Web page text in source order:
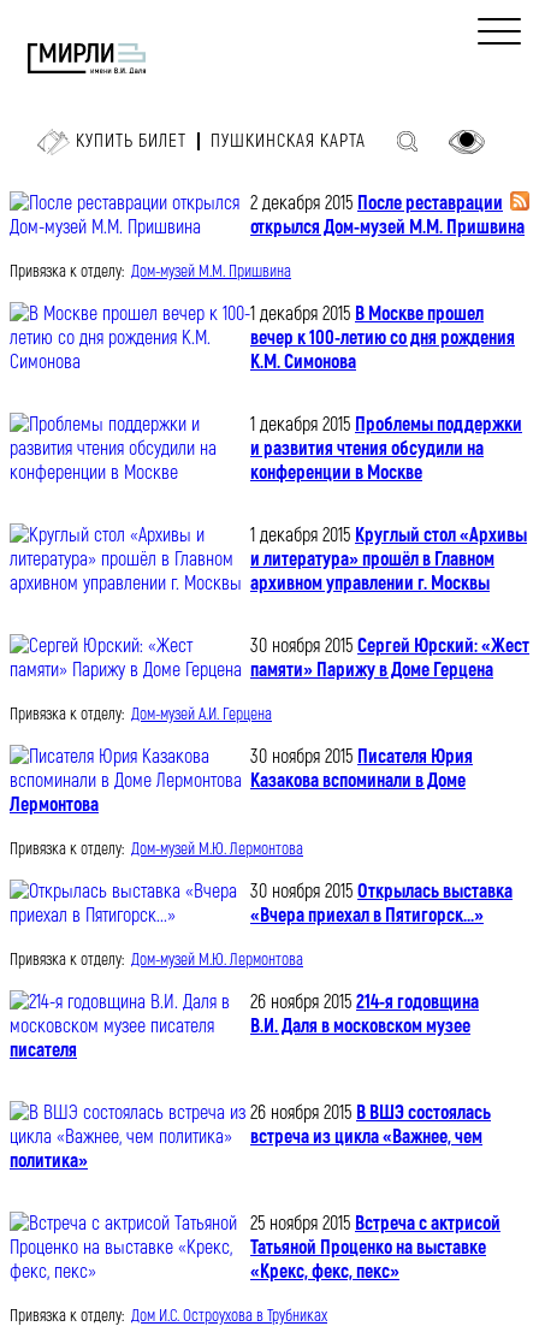
КУПИТЬ БИЛЕТ ПУШКИНСКАЯ КАРТА
2 декабря 2015 После реставрации
открылся Дом-музей М.М. Пришвина
Привязка к отделу: Дом-музей М.М. Пришвина
1 декабря 2015 В Москве прошел
вечер к 100-летию со дня рождения
К.М. Симонова
1 декабря 2015 Проблемы поддержки
и развития чтения обсудили на
конференции в Москве
1 декабря 2015 Круглый стол «Архивы
и литература» прошёл в Главном
архивном управлении г. Москвы
30 ноября 2015 Сергей Юрский: «Жест
памяти» Парижу в Доме Герцена
Привязка к отделу: Дом-музей А.И. Герцена
30 ноября 2015 Писателя Юрия
Казакова вспоминали в Доме
Лермонтова
Привязка к отделу: Дом-музей М.Ю. Лермонтова
30 ноября 2015 Открылась выставка
«Вчера приехал в Пятигорск...»
Привязка к отделу: Дом-музей М.Ю. Лермонтова
26 ноября 2015 214-я годовщина
В.И. Даля в московском музее
писателя
26 ноября 2015 В ВШЭ состоялась
встреча из цикла «Важнее, чем
политика»
25 ноября 2015 Встреча с актрисой
Татьяной Проценко на выставке
«Крекс, фекс, пекс»
Привязка к отделу: Дом И.С. Остроухова в Трубниках